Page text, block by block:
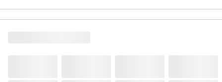
材質1
主成分:精製鉱物油